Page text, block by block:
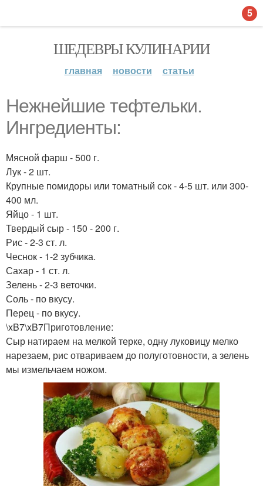
ШЕДЕВРЫ КУЛИНАРИИ
главная новости статьи
Нежнейшие тефтельки.
Ингредиенты:
Мясной фарш - 500 г.
Лук - 2 шт.
Крупные помидоры или томатный сок - 4-5 шт. или 300-
400 мл.
Яйцо - 1 шт.
Твердый сыр - 150 - 200 г.
Рис - 2-3 ст. л.
Чеснок - 1-2 зубчика.
Сахар - 1 ст. л.
Зелень - 2-3 веточки.
Соль - по вкусу.
Перец - по вкусу.
\xB7\xB7Приготовление:
Сыр натираем на мелкой терке, одну луковицу мелко
нарезаем, рис отвариваем до полуготовности, а зелень
мы измельчаем ножом.
5